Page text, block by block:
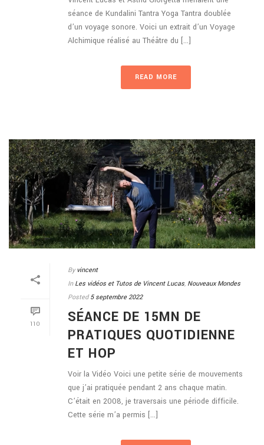
séance de Kundalini Tantra Yoga Tantra doublée
d’un voyage sonore. Voici un extrait d’un Voyage
Alchimique réalisé au Théâtre du [...]
READ MORE
110
By vincent
In Les vidéos et Tutos de Vincent Lucas, Nouveaux Mondes
Posted 5 septembre 2022
SÉANCE DE 15MN DE
PRATIQUES QUOTIDIENNE
ET HOP
Voir la Vidéo Voici une petite série de mouvements
que j’ai pratiquée pendant 2 ans chaque matin.
C’était en 2008, je traversais une période difficile.
Cette série m’a permis [...]